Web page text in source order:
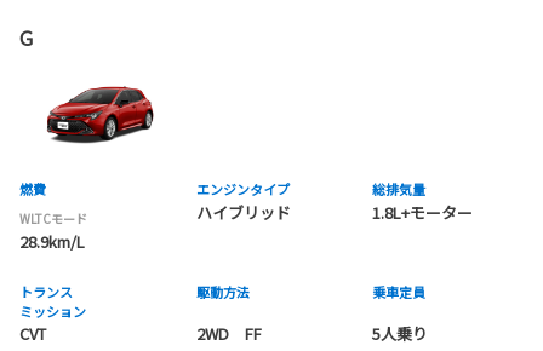
G
燃費
WLTCモード
28.9km/L
エンジンタイプ
ハイブリッド
総排気量
1.8L+モーター
トランス
ミッション
CVT
駆動方法
2WD FF
乗車定員
5人乗り